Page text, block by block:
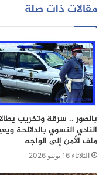
مقالات ذات صلة
بالصور .. سرقة وتخريب
النادي النسوي بالدلالحة
ملف الأمن إلى الواجه
الثلاثاء 16 يونيو 2026